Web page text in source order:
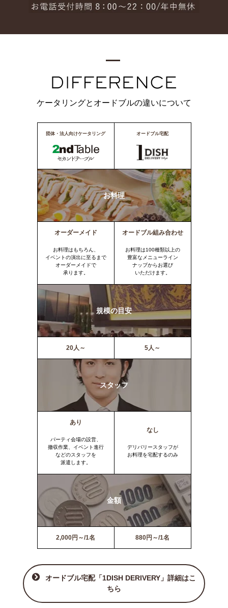
ケータリングとオードブルの違いについて
団体・法人向けケータリング オードブル宅配
お料理
オーダーメイド
お料理はもちろん、
イベントの演出に至るまで
オーダーメイドで
承ります。
オードブル組み合わせ
お料理は100種類以上の
豊富なメニューライン
ナップからお選び
いただけます。
規模の目安
20人～ 5人～
スタッフ
あり
パーティ会場の設営、
撤収作業、イベント進行
などのスタッフを
派遣します。
なし
デリバリースタッフが
お料理を宅配するのみ
金額
2,000円～/1名 880円～/1名
オードブル宅配「1DISH DERIVERY」詳細はこ
ちら